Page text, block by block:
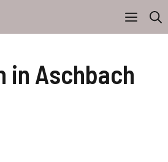
in Aschbach